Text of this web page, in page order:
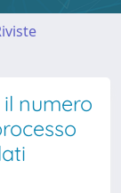
numero